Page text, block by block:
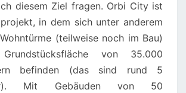
diesem Ziel fragen. Orbi City ist
in dem sich unter anderem
(teilweise noch im Bau)
von 35.000
befinden (das sind rund 5
Mit Gebäuden von 50